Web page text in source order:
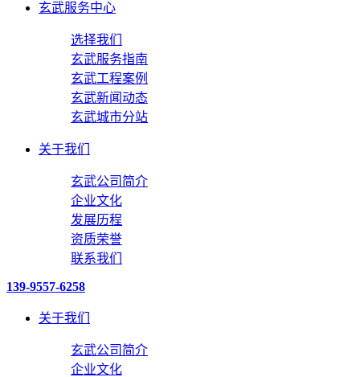
玄武服务中心
选择我们
玄武服务指南
玄武工程案例
玄武新闻动态
玄武城市分站
关于我们
玄武公司简介
企业文化
发展历程
资质荣誉
联系我们
139-9557-6258
关于我们
玄武公司简介
企业文化